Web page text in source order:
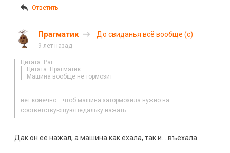
Ответить
Прагматик До свиданья всё вообще (с)
9 лет назад
Цитата: Par
Цитата: Прагматик
Машина вообще не тормозит
нет конечно… чтоб машина затормозила нужно на
соответствующую педальку нажать…
Дак он ее нажал, а машина как ехала, так и… въехала